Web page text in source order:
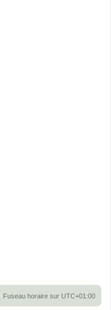
Fuseau horaire sur UTC+01:00